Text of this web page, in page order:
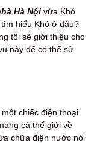
Hà Nội vừa Khó
hiểu Khó ở đâu?
tôi sẽ giới thiệu cho
này để có thể sử
chiếc điện thoại
cả thế giới về
chữa điện nước nói